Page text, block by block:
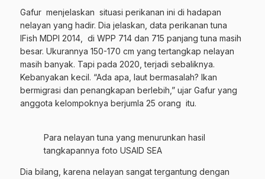
Gafur menjelaskan situasi perikanan ini di hadapan
nelayan yang hadir. Dia jelaskan, data perikanan tuna
IFish MDPI 2014, di WPP 714 dan 715 panjang tuna masih
besar. Ukurannya 150-170 cm yang tertangkap nelayan
masih banyak. Tapi pada 2020, terjadi sebaliknya.
Kebanyakan kecil. “Ada apa, laut bermasalah? Ikan
bermigrasi dan penangkapan berlebih,” ujar Gafur yang
anggota kelompoknya berjumla 25 orang itu.
Para nelayan tuna yang menurunkan hasil
tangkapannya foto USAID SEA
Dia bilang, karena nelayan sangat tergantung dengan